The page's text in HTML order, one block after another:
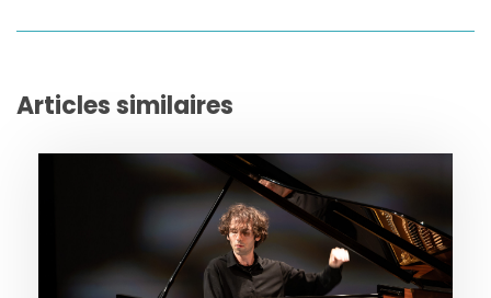
Articles similaires